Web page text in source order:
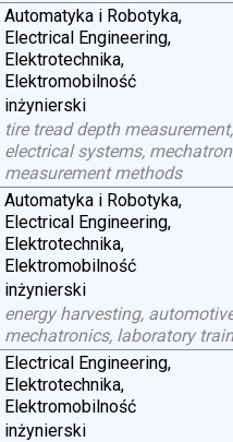
Automatyka i Robotyka,
Electrical Engineering,
Elektrotechnika,
Elektromobilność
inżynierski
tire tread depth
electrical systems,
measurement methods
Automatyka i Robotyka,
Electrical Engineering,
Elektrotechnika,
Elektromobilność
inżynierski
energy harvesting,
mechatronics, laboratory
Electrical Engineering,
Elektrotechnika,
Elektromobilność
inżynierski